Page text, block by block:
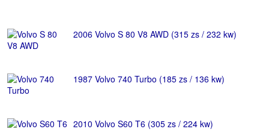
2006 Volvo S 80 V8 AWD (315 zs / 232 kw)
1987 Volvo 740 Turbo (185 zs / 136 kw)
2010 Volvo S60 T6 (305 zs / 224 kw)